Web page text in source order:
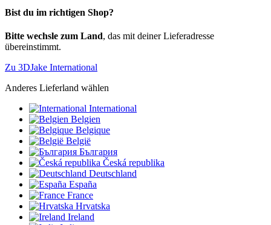
Bist du im richtigen Shop?
Bitte wechsle zum Land, das mit deiner Lieferadresse
übereinstimmt.
Zu 3DJake International
Anderes Lieferland wählen
International
Belgien
Belgique
België
България
Česká republika
Deutschland
España
France
Hrvatska
Ireland